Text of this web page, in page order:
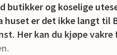
butikker og koselige
huset er det ikke langt til
Her kan du kjøpe